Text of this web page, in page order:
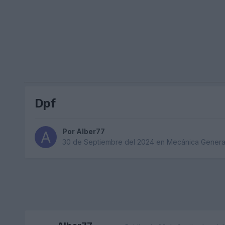
Dpf
Por Alber77
30 de Septiembre del 2024 en Mecánica